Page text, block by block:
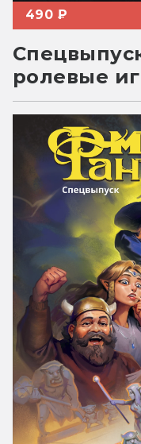
490 ₽
ролевые